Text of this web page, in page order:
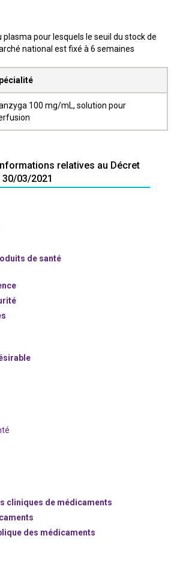
pour lesquels le seuil du stock de
national est fixé à 6 semaines
100 mg/mL, solution pour
relatives au Décret
30/03/2021
de santé
cliniques de médicaments
des médicaments